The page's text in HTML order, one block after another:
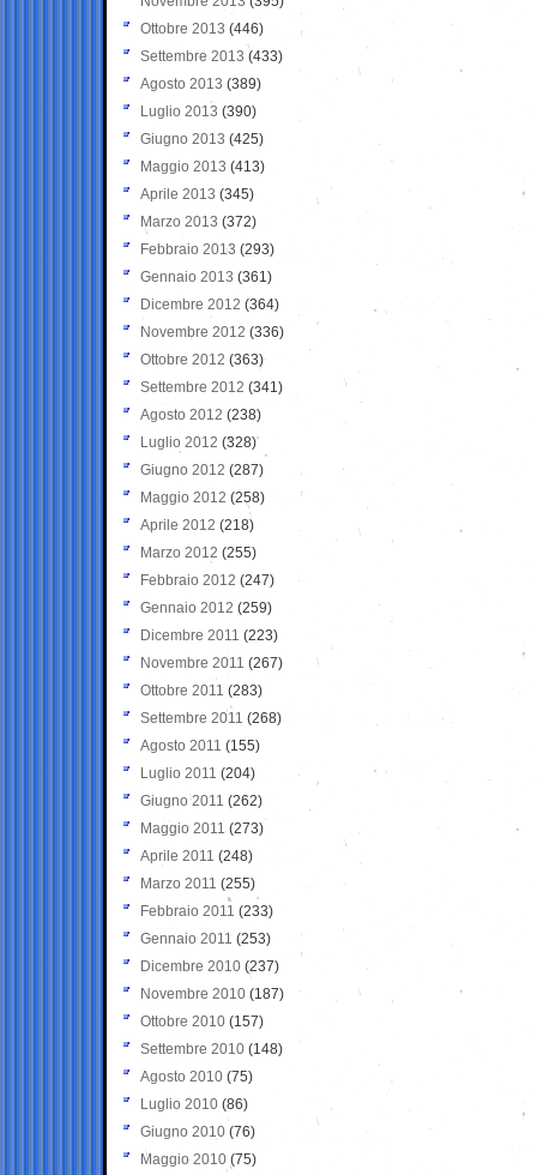
Ottobre 2013 (446)
Settembre 2013 (433)
Agosto 2013 (389)
Luglio 2013 (390)
Giugno 2013 (425)
Maggio 2013 (413)
Aprile 2013 (345)
Marzo 2013 (372)
Febbraio 2013 (293)
Gennaio 2013 (361)
Dicembre 2012 (364)
Novembre 2012 (336)
Ottobre 2012 (363)
Settembre 2012 (341)
Agosto 2012 (238)
Luglio 2012 (328)
Giugno 2012 (287)
Maggio 2012 (258)
Aprile 2012 (218)
Marzo 2012 (255)
Febbraio 2012 (247)
Gennaio 2012 (259)
Dicembre 2011 (223)
Novembre 2011 (267)
Ottobre 2011 (283)
Settembre 2011 (268)
Agosto 2011 (155)
Luglio 2011 (204)
Giugno 2011 (262)
Maggio 2011 (273)
Aprile 2011 (248)
Marzo 2011 (255)
Febbraio 2011 (233)
Gennaio 2011 (253)
Dicembre 2010 (237)
Novembre 2010 (187)
Ottobre 2010 (157)
Settembre 2010 (148)
Agosto 2010 (75)
Luglio 2010 (86)
Giugno 2010 (76)
Maggio 2010 (75)